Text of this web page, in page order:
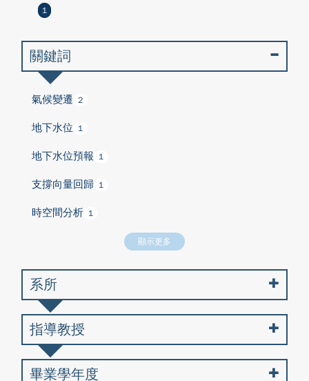
1
關鍵詞
氣候變遷 2
地下水位 1
地下水位預報 1
支撐向量回歸 1
時空間分析 1
顯示更多
系所
指導教授
畢業學年度